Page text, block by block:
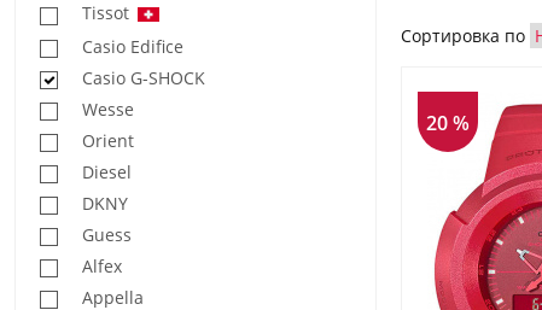
Tissot
Casio Edifice
Casio G-SHOCK
Wesse
Orient
Diesel
DKNY
Guess
Alfex
Appella
Сортировка по
20 %